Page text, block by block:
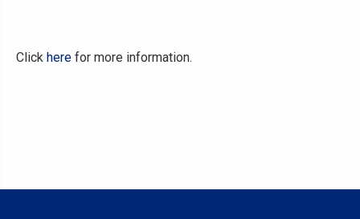
Click here for more information.